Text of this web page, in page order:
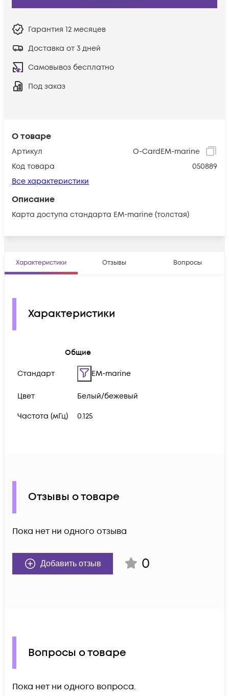
О товаре
Артикул
O-CardEM-marine
Код товара
050889
Все характеристики
Описание
Карта доступа стандарта EM-marine (толстая)
Гарантия 12 месяцев
Доставка от 3 дней
Самовывоз бесплатно
Под заказ
Характеристики Отзывы Вопросы
Характеристики
Общие
Стандарт EM-marine
Цвет Белый/бежевый
Частота (мГц) 0.125
Отзывы о товаре
Пока нет ни одного отзыва
Добавить отзыв 0
Вопросы о товаре
Пока нет ни одного вопроса.